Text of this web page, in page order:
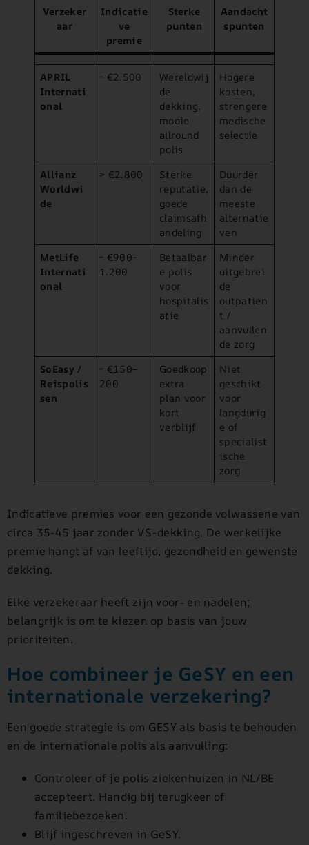
Verzeker
aar
Indicatie
ve
premie
Sterke
punten
Aandacht
spunten
APRIL
Internati
onal
~ €2.500
Wereldwij
de
dekking,
mooie
allround
polis
Hogere
kosten,
strengere
medische
selectie
Allianz
Worldwi
de
> €2.800
Sterke
reputatie,
goede
claimsafh
andeling
Duurder
dan de
meeste
alternatie
ven
MetLife
Internati
onal
~ €900–
1.200
Betaalbar
e polis
voor
hospitalis
atie
Minder
uitgebrei
de
outpatien
t /
aanvullen
de zorg
SoEasy /
Reispolis
sen
~ €150–
200
Goedkoop
extra
plan voor
kort
verblijf
Niet
geschikt
voor
langdurig
e of
specialist
ische
zorg
Indicatieve premies voor een gezonde volwassene van
circa 35-45 jaar zonder VS-dekking. De werkelijke
premie hangt af van leeftijd, gezondheid en gewenste
dekking.
Elke verzekeraar heeft zijn voor- en nadelen;
belangrijk is om te kiezen op basis van jouw
prioriteiten.
Hoe combineer je GeSY en een
internationale verzekering?
Een goede strategie is om GESY als basis te behouden
en de internationale polis als aanvulling:
Controleer of je polis ziekenhuizen in NL/BE
accepteert. Handig bij terugkeer of
familiebezoeken.
Blijf ingeschreven in GeSY.